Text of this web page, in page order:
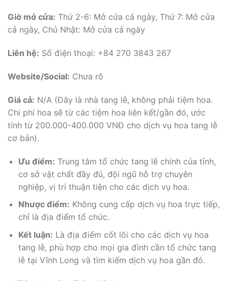
Giờ mở cửa: Thứ 2-6: Mở cửa cả ngày, Thứ 7: Mở cửa
cả ngày, Chủ Nhật: Mở cửa cả ngày
Liên hệ: Số điện thoại: +84 270 3843 267
Website/Social: Chưa rõ
Giá cả: N/A (Đây là nhà tang lễ, không phải tiệm hoa.
Chi phí hoa sẽ từ các tiệm hoa liên kết/gần đó, ước
tính từ 200.000-400.000 VNĐ cho dịch vụ hoa tang lễ
cơ bản).
Ưu điểm: Trung tâm tổ chức tang lễ chính của tỉnh,
cơ sở vật chất đầy đủ, đội ngũ hỗ trợ chuyên
nghiệp, vị trí thuận tiện cho các dịch vụ hoa.
Nhược điểm: Không cung cấp dịch vụ hoa trực tiếp,
chỉ là địa điểm tổ chức.
Kết luận: Là địa điểm cốt lõi cho các dịch vụ hoa
tang lễ, phù hợp cho mọi gia đình cần tổ chức tang
lễ tại Vĩnh Long và tìm kiếm dịch vụ hoa gần đó.